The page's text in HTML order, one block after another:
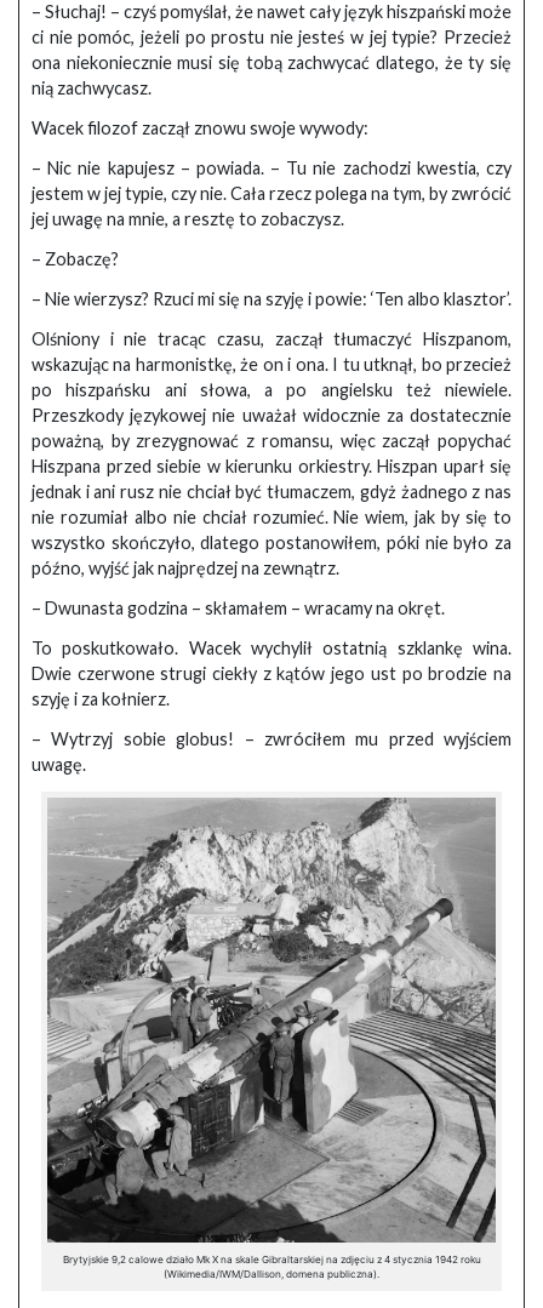
– Słuchaj! – czyś pomyślał, że nawet cały język hiszpański może
ci nie pomóc, jeżeli po prostu nie jesteś w jej typie? Przecież
ona niekoniecznie musi się tobą zachwycać dlatego, że ty się
nią zachwycasz.
Wacek filozof zaczął znowu swoje wywody:
– Nic nie kapujesz – powiada. – Tu nie zachodzi kwestia, czy
jestem w jej typie, czy nie. Cała rzecz polega na tym, by zwrócić
jej uwagę na mnie, a resztę to zobaczysz.
– Zobaczę?
– Nie wierzysz? Rzuci mi się na szyję i powie: ‘Ten albo klasztor’.
Olśniony i nie tracąc czasu, zaczął tłumaczyć Hiszpanom,
wskazując na harmonistkę, że on i ona. I tu utknął, bo przecież
po hiszpańsku ani słowa, a po angielsku też niewiele.
Przeszkody językowej nie uważał widocznie za dostatecznie
poważną, by zrezygnować z romansu, więc zaczął popychać
Hiszpana przed siebie w kierunku orkiestry. Hiszpan uparł się
jednak i ani rusz nie chciał być tłumaczem, gdyż żadnego z nas
nie rozumiał albo nie chciał rozumieć. Nie wiem, jak by się to
wszystko skończyło, dlatego postanowiłem, póki nie było za
późno, wyjść jak najprędzej na zewnątrz.
– Dwunasta godzina – skłamałem – wracamy na okręt.
To poskutkowało. Wacek wychylił ostatnią szklankę wina.
Dwie czerwone strugi ciekły z kątów jego ust po brodzie na
szyję i za kołnierz.
– Wytrzyj sobie globus! – zwróciłem mu przed wyjściem
uwagę.
Brytyjskie 9,2 calowe działo Mk X na skale Gibraltarskiej na zdjęciu z 4 stycznia 1942 roku
(Wikimedia/IWM/Dallison, domena publiczna).